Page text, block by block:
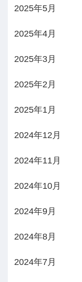
2025年5月
2025年4月
2025年3月
2025年2月
2025年1月
2024年12月
2024年11月
2024年10月
2024年9月
2024年8月
2024年7月